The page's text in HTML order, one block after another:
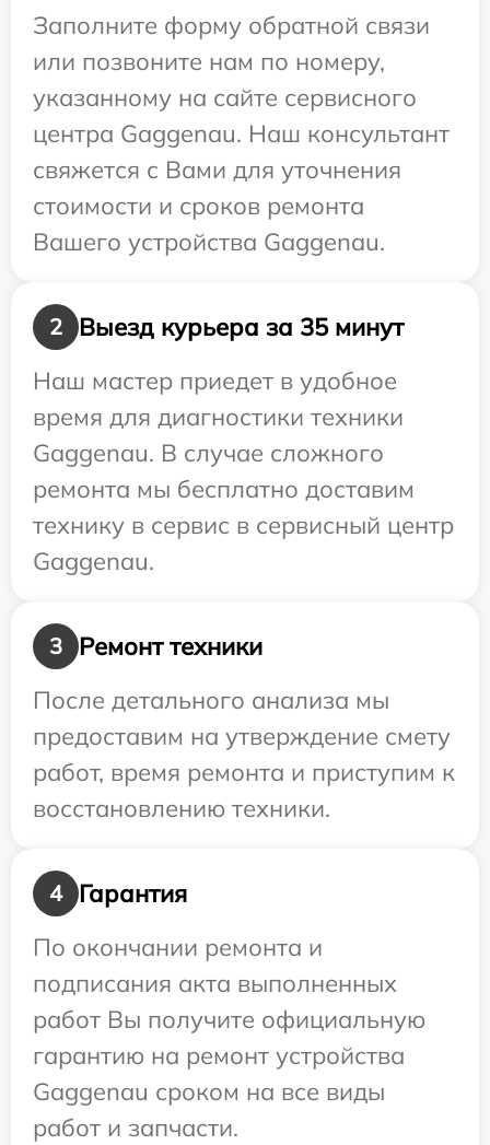
Заполните форму обратной связи
или позвоните нам по номеру,
указанному на сайте сервисного
центра Gaggenau. Наш консультант
свяжется с Вами для уточнения
стоимости и сроков ремонта
Вашего устройства Gaggenau.
2
Выезд курьера за 35 минут
Наш мастер приедет в удобное
время для диагностики техники
Gaggenau. В случае сложного
ремонта мы бесплатно доставим
технику в сервис в сервисный центр
Gaggenau.
3
Ремонт техники
После детального анализа мы
предоставим на утверждение смету
работ, время ремонта и приступим к
восстановлению техники.
4
Гарантия
По окончании ремонта и
подписания акта выполненных
работ Вы получите официальную
гарантию на ремонт устройства
Gaggenau сроком на все виды
работ и запчасти.